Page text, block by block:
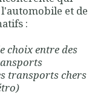
et de
:
choix entre des
transports chers